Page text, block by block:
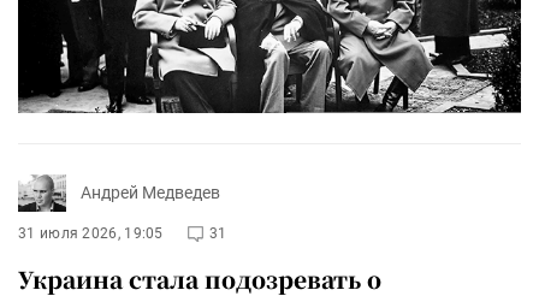
Андрей Медведев
31 июля 2026, 19:05 31
Украина стала подозревать о